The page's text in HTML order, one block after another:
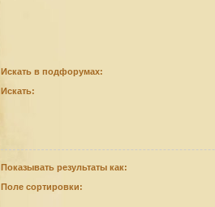
Искать в подфорумах:
Искать:
Показывать результаты как:
Поле сортировки: